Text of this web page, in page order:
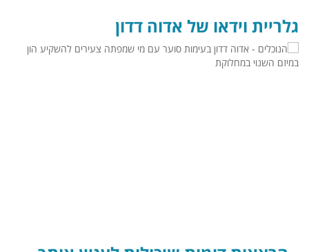
גלריית וידאו של אדוה דדון